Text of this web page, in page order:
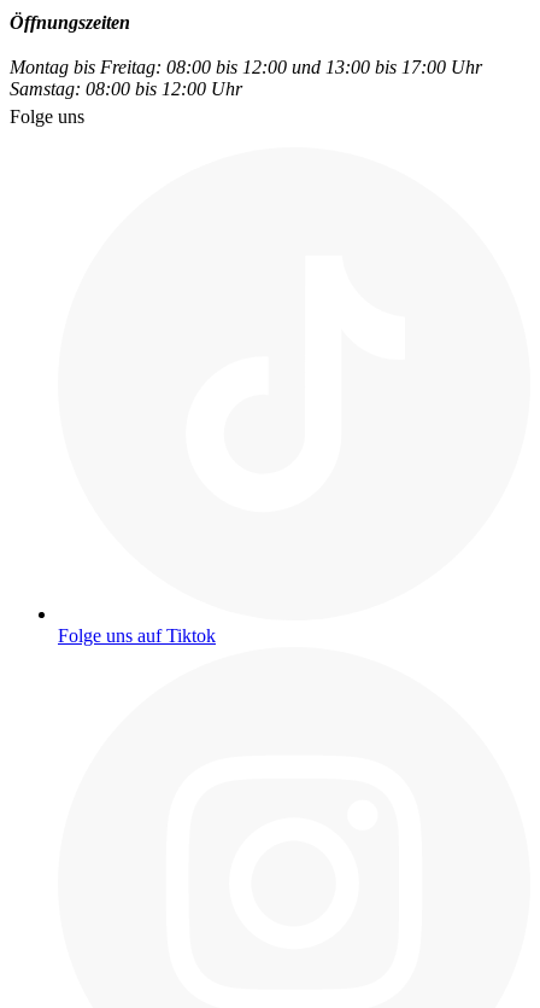
Öffnungszeiten
Montag bis Freitag: 08:00 bis 12:00 und 13:00 bis 17:00 Uhr
Samstag: 08:00 bis 12:00 Uhr
Folge uns
Folge uns auf Tiktok